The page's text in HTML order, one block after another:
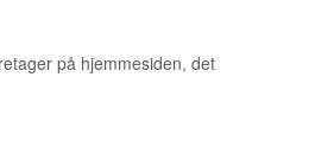
på hjemmesiden, det